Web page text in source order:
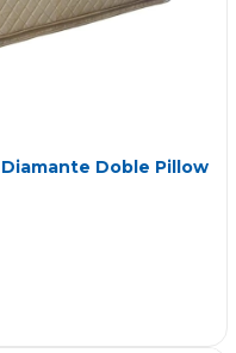
Doble Pillow